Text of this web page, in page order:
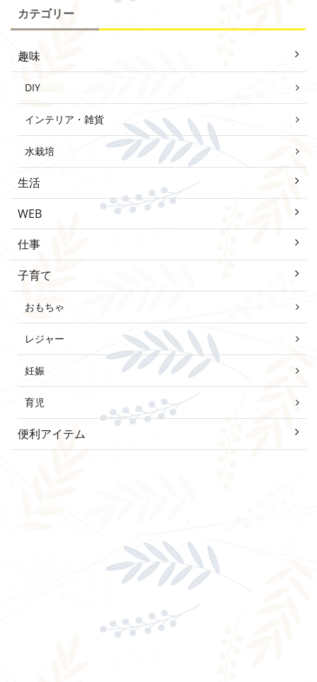
カテゴリー
趣味
DIY
インテリア・雑貨
水栽培
生活
WEB
仕事
子育て
おもちゃ
レジャー
妊娠
育児
便利アイテム